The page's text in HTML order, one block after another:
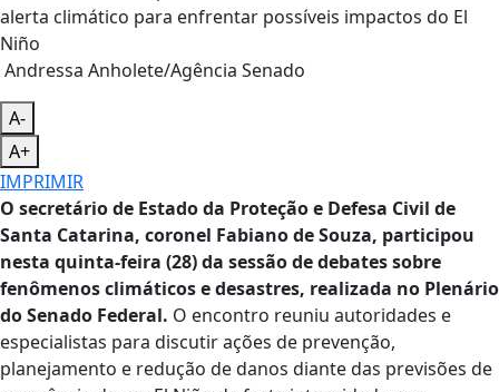
Andressa Anholete/Agência Senado
A-
A+
IMPRIMIR
O secretário de Estado da Proteção e Defesa Civil de
Santa Catarina, coronel Fabiano de Souza, participou
nesta quinta-feira (28) da sessão de debates sobre
fenômenos climáticos e desastres, realizada no Plenário
do Senado Federal. O encontro reuniu autoridades e
especialistas para discutir ações de prevenção,
planejamento e redução de danos diante das previsões de